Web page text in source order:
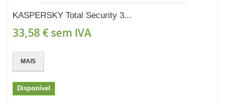
KASPERSKY Total Security 3...
33,58 € sem IVA
MAIS
Disponível